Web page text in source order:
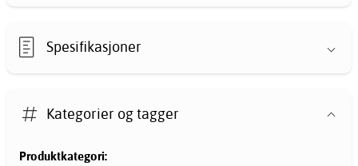
Spesifikasjoner
Kategorier og tagger
Produktkategori: